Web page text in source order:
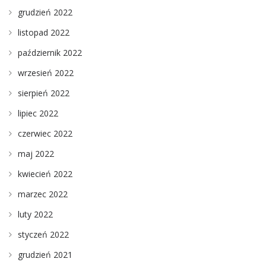
grudzień 2022
listopad 2022
październik 2022
wrzesień 2022
sierpień 2022
lipiec 2022
czerwiec 2022
maj 2022
kwiecień 2022
marzec 2022
luty 2022
styczeń 2022
grudzień 2021